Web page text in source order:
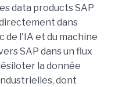
data products SAP
dans
de l'IA et du machine
SAP dans un flux
la donnée
dont